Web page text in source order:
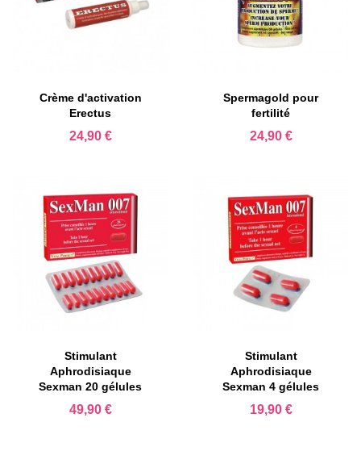
Crème d'activation
Erectus
Prix
24,90 €
Spermagold pour
fertilité
Prix
24,90 €
Stimulant
Aphrodisiaque
Sexman 20 gélules
Prix
49,90 €
Stimulant
Aphrodisiaque
Sexman 4 gélules
Prix
19,90 €